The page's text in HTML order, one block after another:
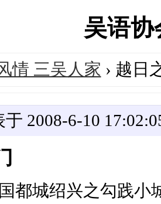
吴语
情 三吴人家 › 越日
2008-6-10
都城绍兴之勾践小